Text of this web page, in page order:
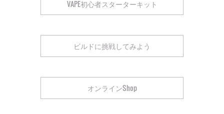
VAPE初心者スターターキット
ビルドに挑戦してみよう
オンラインShop